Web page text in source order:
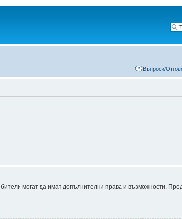
Въпроси/
могат да имат допълнителни права и възможности.